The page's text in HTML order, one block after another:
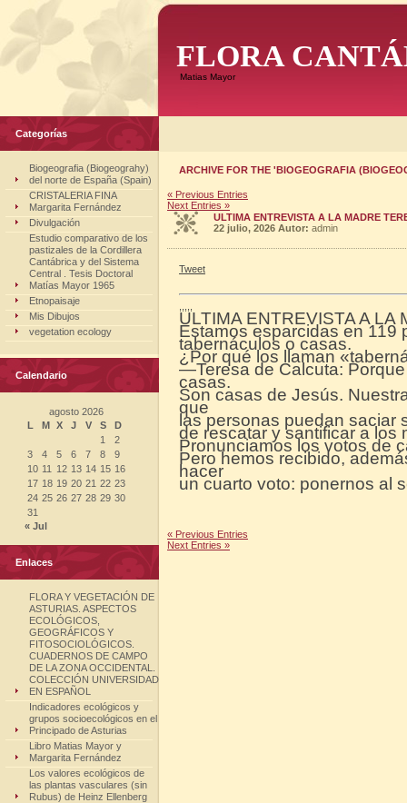
FLORA
Matias Mayor
Categorías
Biogeografia (Biogeograhy)
del norte de España (Spain)
CRISTALERIA FINA
Margarita Fernández
Divulgación
Estudio comparativo de los
pastizales de la Cordillera
Cantábrica y del Sistema
Central . Tesis Doctoral
Matías Mayor 1965
Etnopaisaje
Mis Dibujos
vegetation ecology
Calendario
agosto 2026
L
M X J V S
D
1
2
3
4 5 6 7 8
9
10 11 12 13 14 15 16
17 18 19 20 21 22 23
24 25 26 27 28 29 30
31
« Jul
Enlaces
FLORA Y VEGETACIÓN DE
ASTURIAS. ASPECTOS
ECOLÓGICOS,
GEOGRÁFICOS Y
FITOSOCIOLÓGICOS.
CUADERNOS DE CAMPO
DE LA ZONA OCCIDENTAL.
COLECCIÓN UNIVERSIDAD
EN ESPAÑOL
Indicadores ecológicos y
grupos socioecológicos en el
Principado de Asturias
Libro Matias Mayor y
Margarita Fernández
Los valores ecológicos de
las plantas vasculares (sin
Rubus) de Heinz Ellenberg
ARCHIVE FOR THE 'BIOGEOGRAFIA
« Previous Entries
Next Entries »
ULTIMA ENTREVISTA A LA MADRE
22 julio, 2026 Autor: admin
Tweet
ULTIMA ENTREVISTA A LA
Estamos esparcidas en 119
tabernáculos o casas.
¿Por qué los llaman
—Teresa de Calcuta:
casas.
Son casas de Jesús.
que
las personas puedan saciar
de rescatar y santificar a los
Pronunciamos los votos de
Pero hemos recibido,
hacer
un cuarto voto: ponernos al
« Previous Entries
Next Entries »